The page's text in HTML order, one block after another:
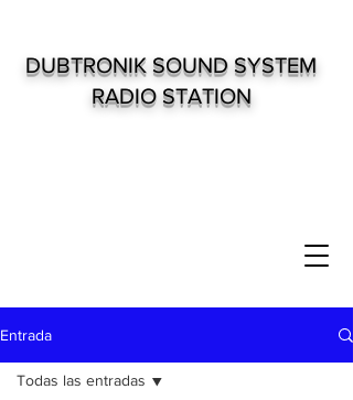
DUBTRONIK SOUND SYSTEM
RADIO STATION
Entrada
Todas las entradas